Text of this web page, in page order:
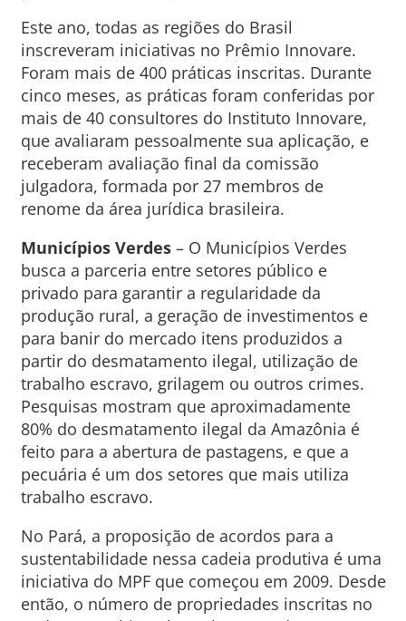
Este ano, todas as regiões do Brasil
inscreveram iniciativas no Prêmio Innovare.
Foram mais de 400 práticas inscritas. Durante
cinco meses, as práticas foram conferidas por
mais de 40 consultores do Instituto Innovare,
que avaliaram pessoalmente sua aplicação, e
receberam avaliação final da comissão
julgadora, formada por 27 membros de
renome da área jurídica brasileira.
Municípios Verdes – O Municípios Verdes
busca a parceria entre setores público e
privado para garantir a regularidade da
produção rural, a geração de investimentos e
para banir do mercado itens produzidos a
partir do desmatamento ilegal, utilização de
trabalho escravo, grilagem ou outros crimes.
Pesquisas mostram que aproximadamente
80% do desmatamento ilegal da Amazônia é
feito para a abertura de pastagens, e que a
pecuária é um dos setores que mais utiliza
trabalho escravo.
No Pará, a proposição de acordos para a
sustentabilidade nessa cadeia produtiva é uma
iniciativa do MPF que começou em 2009. Desde
então, o número de propriedades inscritas no